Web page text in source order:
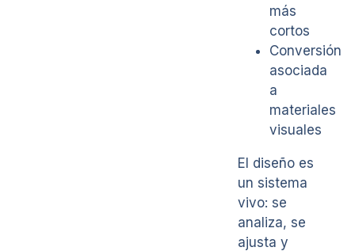
más
cortos
Conversión
asociada
a
materiales
visuales
El diseño es
un sistema
vivo: se
analiza, se
ajusta y